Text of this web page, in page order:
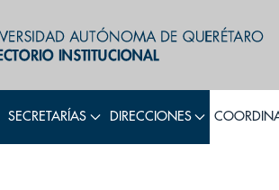
SECRETARÍAS DIRECCIONES